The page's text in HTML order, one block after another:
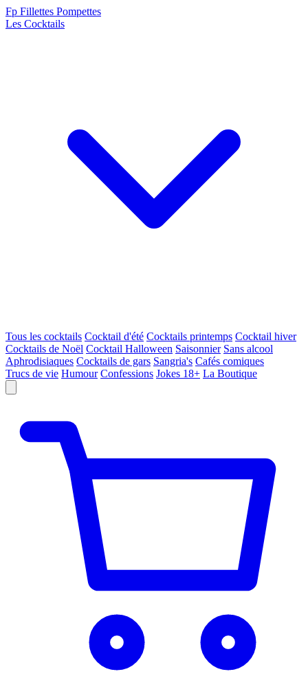
Fp Fillettes Pompettes
Les Cocktails
Tous les cocktails Cocktail d'été Cocktails printemps Cocktail hiver
Cocktails de Noël Cocktail Halloween Saisonnier Sans alcool
Aphrodisiaques Cocktails de gars Sangria's Cafés comiques
Trucs de vie Humour Confessions Jokes 18+ La Boutique